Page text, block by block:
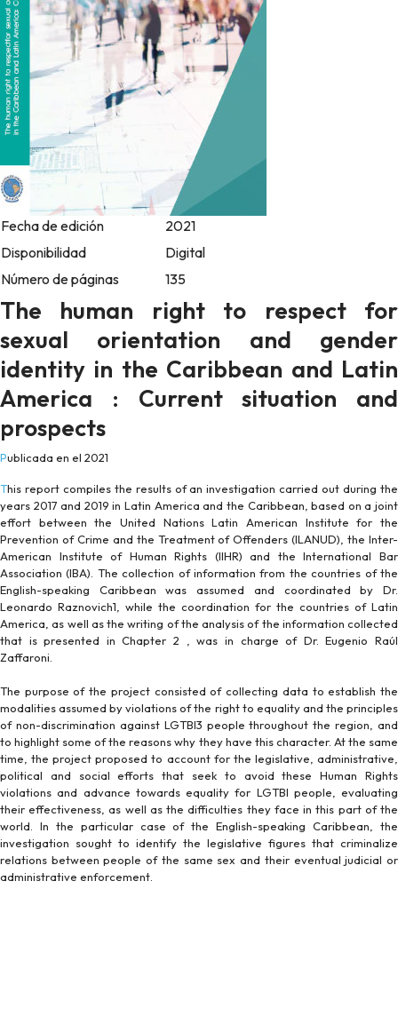
Fecha de edición
2021
Disponibilidad
Digital
Número de páginas
135
The human right to respect for
sexual orientation and gender
identity in the Caribbean and Latin
America : Current situation and
prospects
Publicada en el 2021
This report compiles the results of an investigation carried out during the
years 2017 and 2019 in Latin America and the Caribbean, based on a joint
effort between the United Nations Latin American Institute for the
Prevention of Crime and the Treatment of Offenders (ILANUD), the Inter-
American Institute of Human Rights (IIHR) and the International Bar
Association (IBA). The collection of information from the countries of the
English-speaking Caribbean was assumed and coordinated by Dr.
Leonardo Raznovich1, while the coordination for the countries of Latin
America, as well as the writing of the analysis of the information collected
that is presented in Chapter 2 , was in charge of Dr. Eugenio Raúl
Zaffaroni.
The purpose of the project consisted of collecting data to establish the
modalities assumed by violations of the right to equality and the principles
of non-discrimination against LGTBI3 people throughout the region, and
to highlight some of the reasons why they have this character. At the same
time, the project proposed to account for the legislative, administrative,
political and social efforts that seek to avoid these Human Rights
violations and advance towards equality for LGTBI people, evaluating
their effectiveness, as well as the difficulties they face in this part of the
world. In the particular case of the English-speaking Caribbean, the
investigation sought to identify the legislative figures that criminalize
relations between people of the same sex and their eventual judicial or
administrative enforcement.